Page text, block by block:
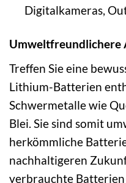
Digitalkameras,
Umweltfreundlichere
Treffen Sie eine
Lithium-Batterien
Schwermetalle wie
Blei. Sie sind somit
herkömmliche
nachhaltigeren
verbrauchte